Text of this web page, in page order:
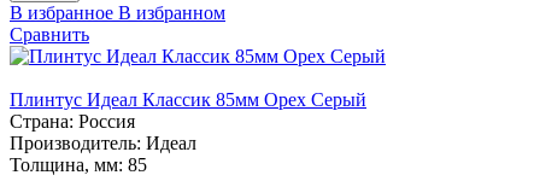
В избранное В избранном
Сравнить
Плинтус Идеал Классик 85мм Орех Серый
Страна: Россия
Производитель: Идеал
Толщина, мм: 85